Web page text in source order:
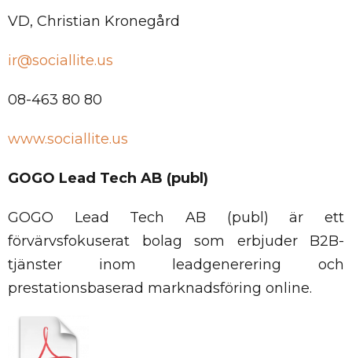
VD, Christian Kronegård
ir@sociallite.us
08-463 80 80
www.sociallite.us
GOGO Lead Tech AB (publ)
GOGO Lead Tech AB (publ) är ett
förvärvsfokuserat bolag som erbjuder B2B-
tjänster inom leadgenerering och
prestationsbaserad marknadsföring online.